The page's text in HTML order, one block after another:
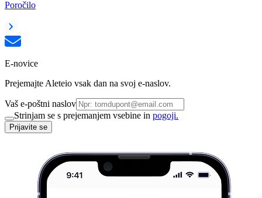
Poročilo
E-novice
Prejemajte Aleteio vsak dan na svoj e-naslov.
Vaš e-poštni naslov
Strinjam se s prejemanjem vsebine in pogoji.
Prijavite se